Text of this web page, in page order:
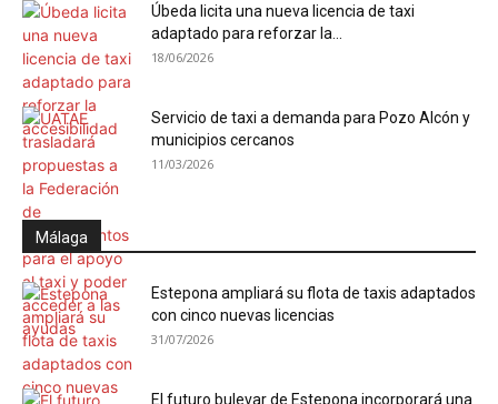
Úbeda licita una nueva licencia de taxi
adaptado para reforzar la...
18/06/2026
Servicio de taxi a demanda para Pozo Alcón y
municipios cercanos
11/03/2026
Málaga
Estepona ampliará su flota de taxis adaptados
con cinco nuevas licencias
31/07/2026
El futuro bulevar de Estepona incorporará una